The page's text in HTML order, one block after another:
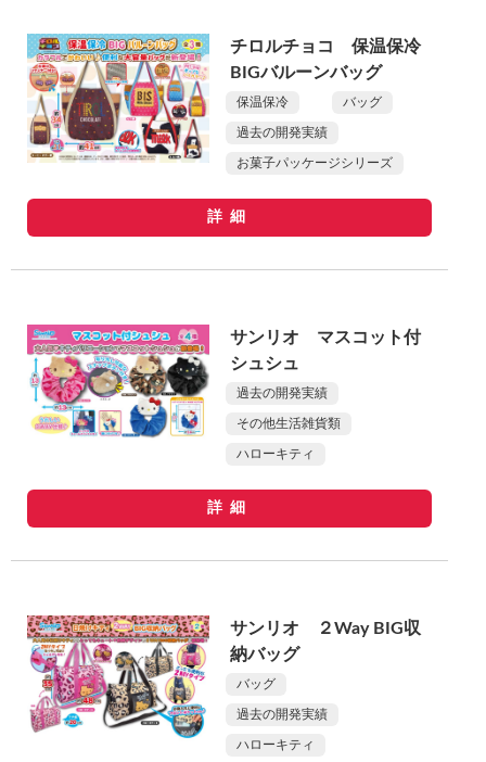
チロルチョコ 保温保冷
BIGバルーンバッグ
保温保冷 バッグ
過去の開発実績
お菓子パッケージシリーズ
詳細
サンリオ マスコット付
シュシュ
過去の開発実績
その他生活雑貨類
ハローキティ
詳細
サンリオ ２Way BIG収
納バッグ
バッグ
過去の開発実績
ハローキティ